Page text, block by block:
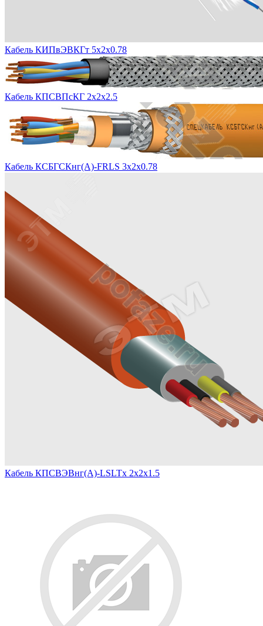
Кабель КИПвЭВКГт 5х2х0.78
Кабель КПСВПсКГ 2х2х2.5
Кабель КСБГСКнг(А)-FRLS 3х2х0.78
Кабель КПСВЭВнг(А)-LSLTx 2х2х1.5